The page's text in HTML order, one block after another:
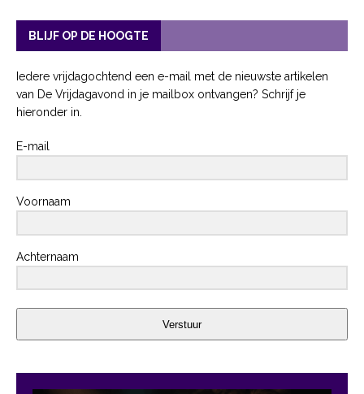
BLIJF OP DE HOOGTE
Iedere vrijdagochtend een e-mail met de nieuwste artikelen
van De Vrijdagavond in je mailbox ontvangen? Schrijf je
hieronder in.
E-mail
Voornaam
Achternaam
Verstuur